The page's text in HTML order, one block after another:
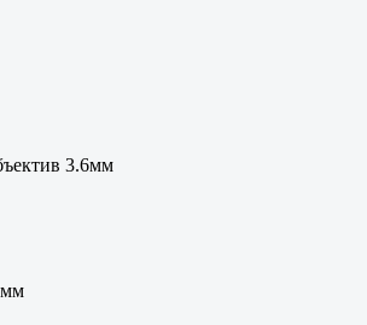
3.6мм